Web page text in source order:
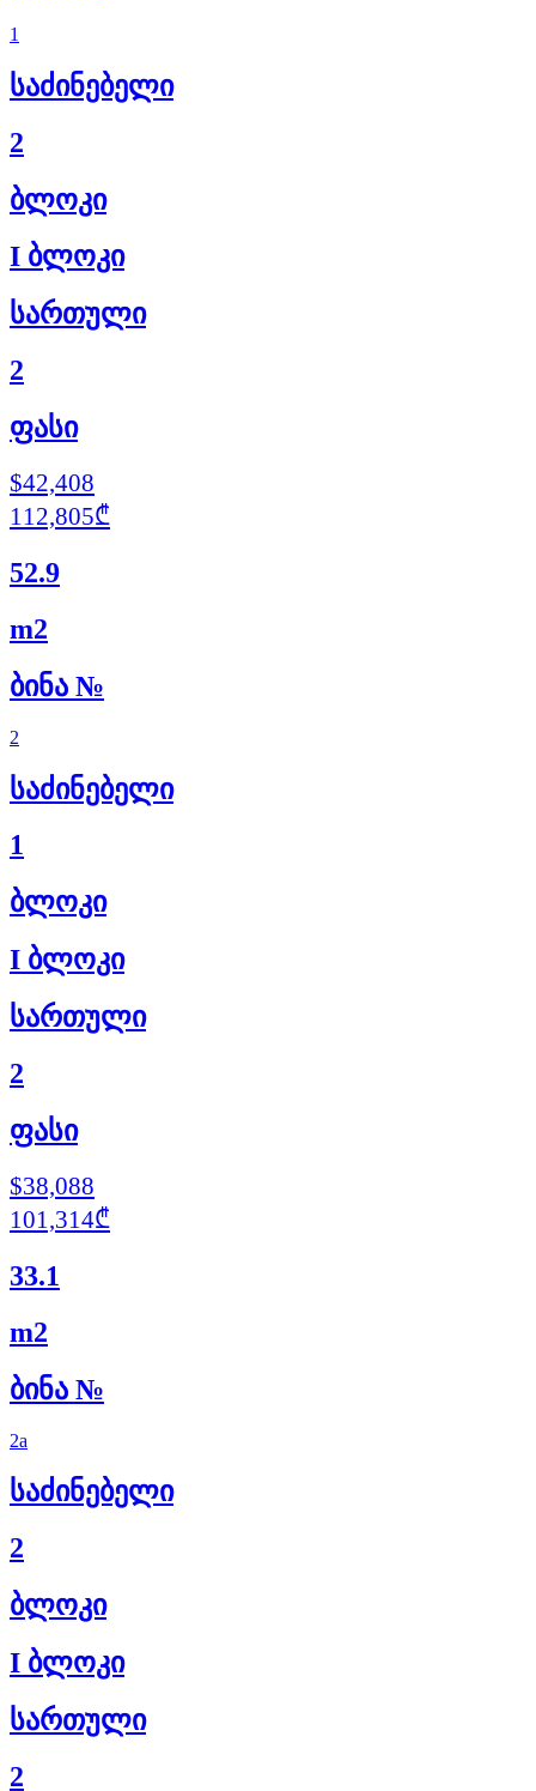
1
საძინებელი
2
ბლოკი
I ბლოკი
სართული
2
ფასი
$42,408
112,805₾
52.9
m2
ბინა №
2
საძინებელი
1
ბლოკი
I ბლოკი
სართული
2
ფასი
$38,088
101,314₾
33.1
m2
ბინა №
2a
საძინებელი
2
ბლოკი
I ბლოკი
სართული
2